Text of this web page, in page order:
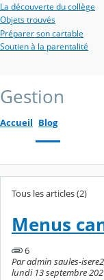
La découverte du collège
Objets trouvés
Préparer son cartable
Soutien à la parentalité
Gestion
Accueil Blog
Tous les articles (2)
Menus
6
Par admin saules-
lundi 13 septembre